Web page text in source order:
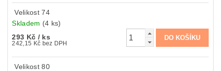
Velikost 74
Skladem (4 ks)
293 Kč / ks
242,15 Kč bez DPH
Velikost 80